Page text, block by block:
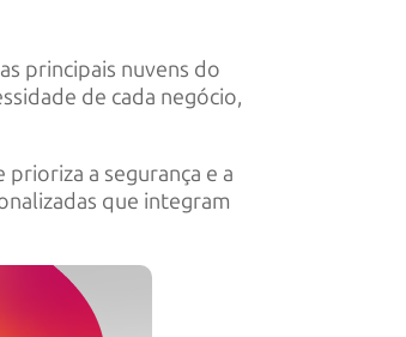
principais nuvens do
de cada negócio,
a segurança e a
que integram